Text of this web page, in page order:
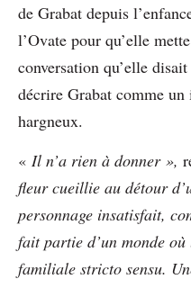
de Grabat depuis
l’Ovate pour qu’elle
conversation qu’elle
décrire Grabat comme
hargneux.
« Il n’a rien à donner »,
fleur cueillie au détour
personnage insatisfait,
fait partie d’un monde où
familiale stricto sensu.